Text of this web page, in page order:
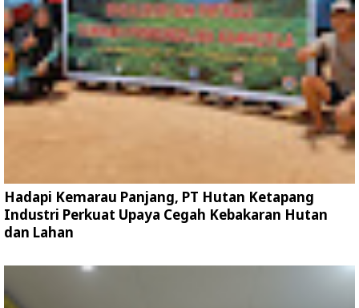
Hadapi Kemarau Panjang, PT Hutan Ketapang
Industri Perkuat Upaya Cegah Kebakaran Hutan
dan Lahan